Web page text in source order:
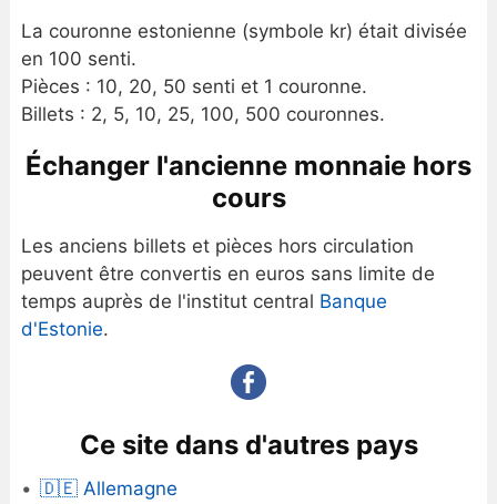
La couronne estonienne (symbole kr) était divisée
en 100 senti.
Pièces : 10, 20, 50 senti et 1 couronne.
Billets : 2, 5, 10, 25, 100, 500 couronnes.
Échanger l'ancienne monnaie hors
cours
Les anciens billets et pièces hors circulation
peuvent être convertis en euros sans limite de
temps auprès de l'institut central Banque
d'Estonie.
Ce site dans d'autres pays
🇩🇪 Allemagne